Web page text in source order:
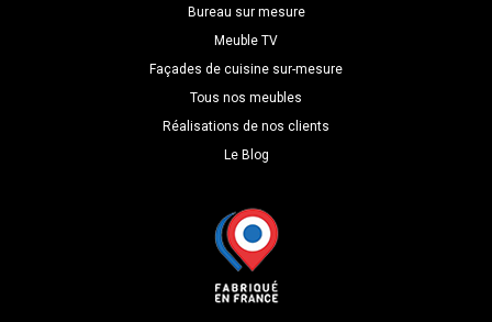
Bureau sur mesure
Meuble TV
Façades de cuisine sur-mesure
Tous nos meubles
Réalisations de nos clients
Le Blog